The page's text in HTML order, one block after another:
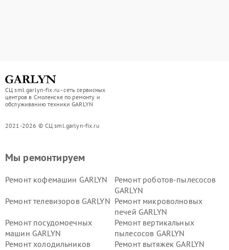
СЦ sml.garlyn-fix.ru - сеть сервисных
центров в Смоленске по ремонту и
обслуживанию техники GARLYN
2021-2026 © СЦ sml.garlyn-fix.ru
Мы ремонтируем
Ремонт кофемашин GARLYN
Ремонт роботов-пылесосов
GARLYN
Ремонт телевизоров GARLYN Ремонт микроволновых
печей GARLYN
Ремонт посудомоечных
машин GARLYN
Ремонт вертикальных
пылесосов GARLYN
Ремонт холодильников
Ремонт вытяжек GARLYN